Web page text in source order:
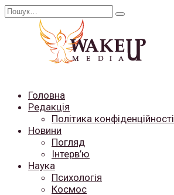
Перейти
Search
Головна
Редакція
Політика конфіденційності
Новини
Погляд
Інтерв’ю
Наука
Психологія
Космос